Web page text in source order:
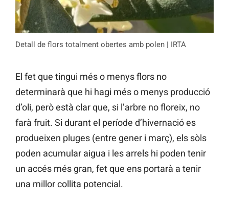
Detall de flors totalment obertes amb polen | IRTA
El fet que tingui més o menys flors no
determinarà que hi hagi més o menys producció
d’oli, però està clar que, si l’arbre no floreix, no
farà fruit. Si durant el període d’hivernació es
produeixen pluges (entre gener i març), els sòls
poden acumular aigua i les arrels hi poden tenir
un accés més gran, fet que ens portarà a tenir
una millor collita potencial.